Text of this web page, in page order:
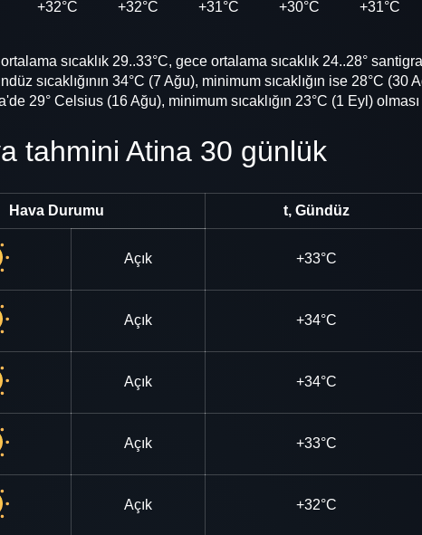
+32°C +32°C +31°C +30°C +31°C
sıcaklık 29..33°C, gece ortalama sıcaklık 24..28°
sıcaklığının 34°C (7 Ağu), minimum sıcaklığın ise 28°C (30
29° Celsius (16 Ağu), minimum sıcaklığın 23°C (1 Eyl)
tahmini Atina 30 günlük
Hava Durumu t, Gündüz
Açık +33°C
Açık +34°C
Açık +34°C
Açık +33°C
Açık +32°C